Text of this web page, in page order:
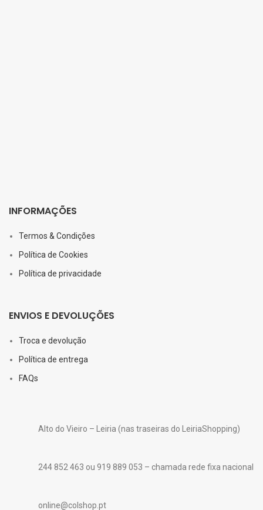
INFORMAÇÕES
Termos & Condições
Política de Cookies
Política de privacidade
ENVIOS E DEVOLUÇÕES
Troca e devolução
Política de entrega
FAQs
Alto do Vieiro – Leiria (nas traseiras do LeiriaShopping)
244 852 463 ou 919 889 053 – chamada rede fixa nacional
online@colshop.pt